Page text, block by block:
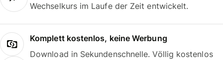
Wechselkurs im Laufe der Zeit entwickelt.
Komplett kostenlos, keine Werbung
Download in Sekundenschnelle. Völlig kostenlos